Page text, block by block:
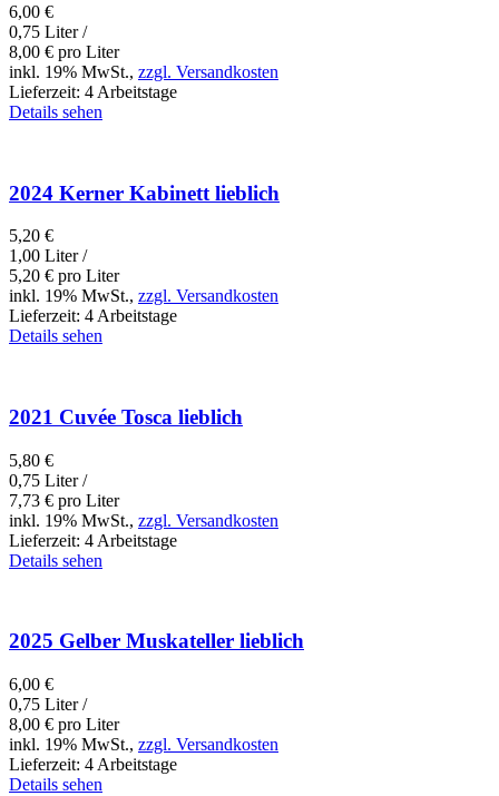
6,00 €
0,75 Liter /
8,00 € pro Liter
inkl. 19% MwSt., zzgl. Versandkosten
Lieferzeit: 4 Arbeitstage
Details sehen
2024 Kerner Kabinett lieblich
5,20 €
1,00 Liter /
5,20 € pro Liter
inkl. 19% MwSt., zzgl. Versandkosten
Lieferzeit: 4 Arbeitstage
Details sehen
2021 Cuvée Tosca lieblich
5,80 €
0,75 Liter /
7,73 € pro Liter
inkl. 19% MwSt., zzgl. Versandkosten
Lieferzeit: 4 Arbeitstage
Details sehen
2025 Gelber Muskateller lieblich
6,00 €
0,75 Liter /
8,00 € pro Liter
inkl. 19% MwSt., zzgl. Versandkosten
Lieferzeit: 4 Arbeitstage
Details sehen